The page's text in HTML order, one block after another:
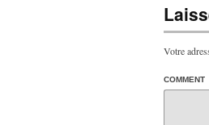
Votre
COMMENT